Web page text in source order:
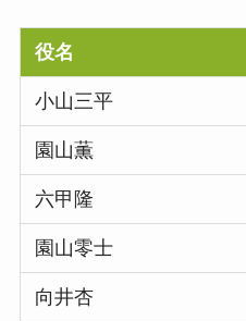
役名
小山三平
園山薫
六甲隆
園山零士
向井杏